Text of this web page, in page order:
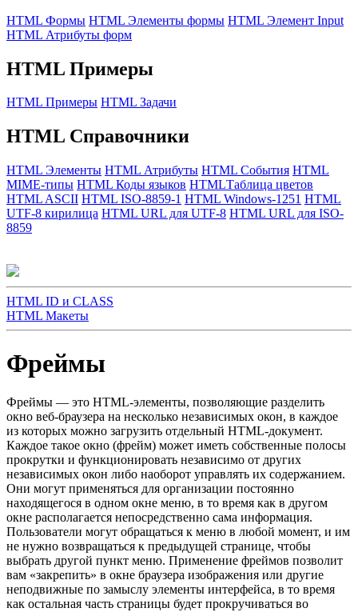
HTML Формы HTML Элементы формы HTML Элемент Input
HTML Атрибуты форм
HTML Примеры
HTML Примеры HTML Задачи
HTML Справочники
HTML Элементы HTML Атрибуты HTML События HTML
MIME-типы HTML Коды языков HTMLТаблица цветов
HTML ASCII HTML ISO-8859-1 HTML Windows-1251 HTML
UTF-8 кирилица HTML URL для UTF-8 HTML URL для ISO-
8859
HTML ID и CLASS
HTML Макеты
Фреймы
Фреймы — это HTML-элементы, позволяющие разделить
окно веб-браузера на несколько независимых окон, в каждое
из которых можно загрузить отдельный HTML-документ.
Каждое такое окно (фрейм) может иметь собственные полосы
прокрутки и функционировать независимо от других
независимых окон либо наоборот управлять их содержанием.
Они могут применяться для организации постоянно
находящегося в одном окне меню, в то время как в другом
окне располагается непосредственно сама информация.
Пользователи могут обращаться к меню в любой момент, и им
не нужно возвращаться к предыдущей странице, чтобы
выбрать другой пункт меню. Применение фреймов позволит
вам «закрепить» в окне браузера изображения или другие
неподвижные по замыслу элементы интерфейса, в то время
как остальная часть страницы будет прокручиваться во